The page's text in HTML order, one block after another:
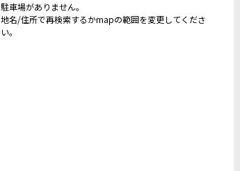
駐車場がありません。
地名/住所で再検索するかmapの範囲を変更してくださ
い。